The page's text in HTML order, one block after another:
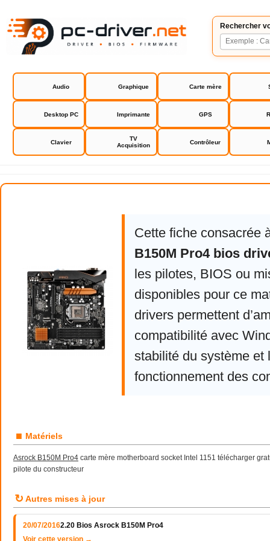
Rechercher
Audio Graphique Carte mère
Desktop PC Imprimante GPS
Clavier
TV
Acquisition
Contrôleur
Asrock B150M Pro4 bios drivers
Cette fiche consacrée
B150M Pro4 bios
les pilotes, BIOS ou
disponibles pour ce
drivers permettent
compatibilité avec
stabilité du système et
fonctionnement des
■ Matériels
Asrock B150M Pro4 carte mère motherboard socket Intel 1151 télécharger
pilote du constructeur
↻ Autres mises à jour
20/07/20162.20 Bios Asrock B150M Pro4
Voir cette version →